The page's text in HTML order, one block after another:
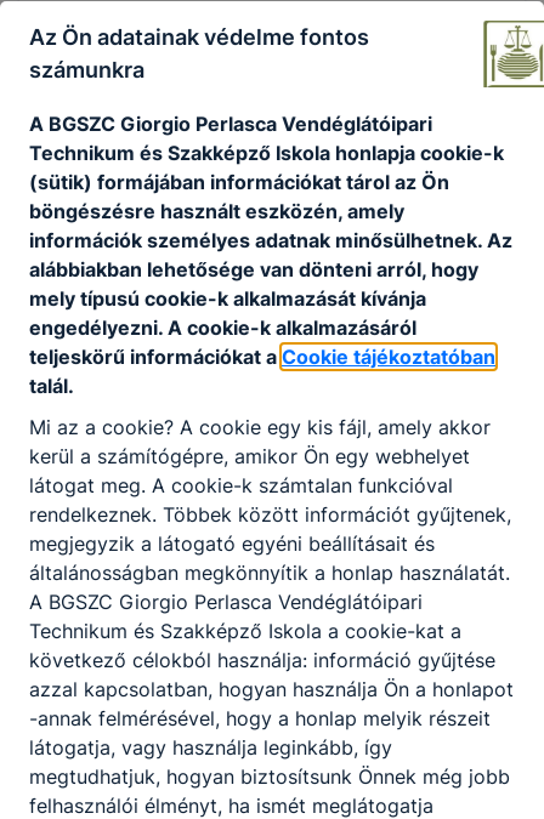
Cukrász
Turizmus-vendéglátás
Tovább
Cukrász szaktechnikus
Turizmus-vendéglátás
Tovább
Az Ön adatainak védelme fontos
számunkra
A BGSZC Giorgio Perlasca Vendéglátóipari
Technikum és Szakképző Iskola honlapja cookie-k
(sütik) formájában információkat tárol az Ön
böngészésre használt eszközén, amely
információk személyes adatnak minősülhetnek. Az
alábbiakban lehetősége van dönteni arról, hogy
mely típusú cookie-k alkalmazását kívánja
engedélyezni. A cookie-k alkalmazásáról
teljeskörű információkat a Cookie tájékoztatóban
talál.
Mi az a cookie? A cookie egy kis fájl, amely akkor
kerül a számítógépre, amikor Ön egy webhelyet
látogat meg. A cookie-k számtalan funkcióval
rendelkeznek. Többek között információt gyűjtenek,
megjegyzik a látogató egyéni beállításait és
általánosságban megkönnyítik a honlap használatát.
A BGSZC Giorgio Perlasca Vendéglátóipari
Technikum és Szakképző Iskola a cookie-kat a
következő célokból használja: információ gyűjtése
azzal kapcsolatban, hogyan használja Ön a honlapot
-annak felmérésével, hogy a honlap melyik részeit
látogatja, vagy használja leginkább, így
megtudhatjuk, hogyan biztosítsunk Önnek még jobb
felhasználói élményt, ha ismét meglátogatja